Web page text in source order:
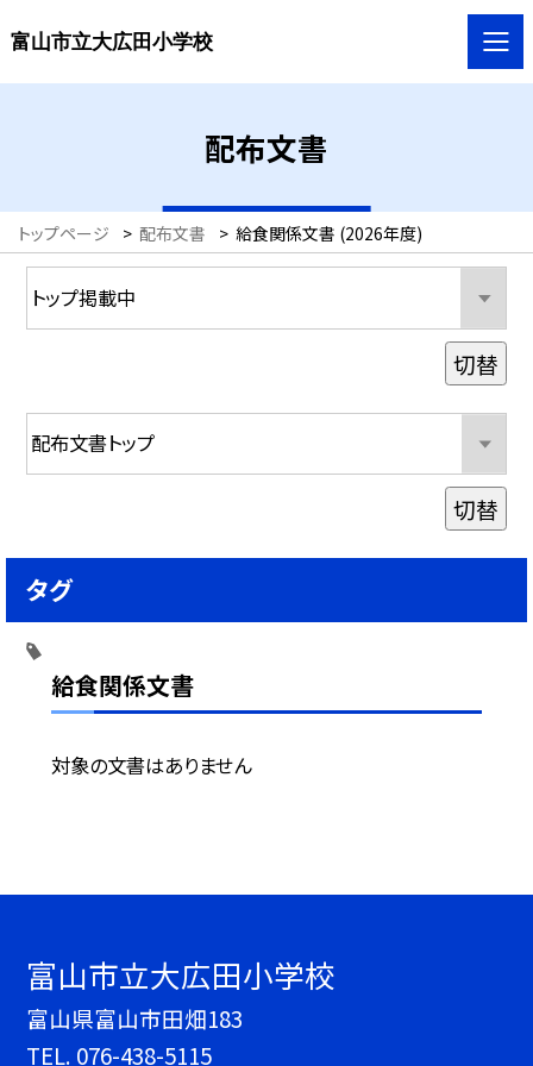
富山市立大広田小学校
配布文書
トップページ > 配布文書 > 給食関係文書 (2026年度)
給食関係文書
対象の文書はありません
切替
切替
タグ
富山市立大広田小学校
富山県富山市田畑183
TEL. 076-438-5115